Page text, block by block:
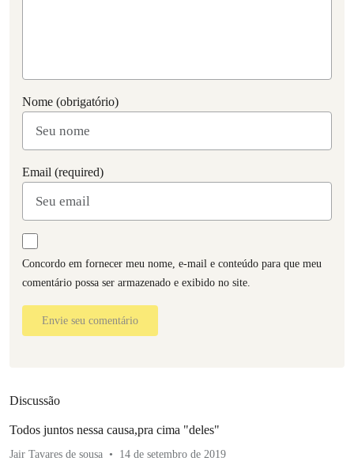
Nome (obrigatório)
Email (required)
Concordo em fornecer meu nome, e-mail e conteúdo para que meu
comentário possa ser armazenado e exibido no site.
Envie seu comentário
Discussão
Todos juntos nessa causa,pra cima "deles"
Jair Tavares de sousa 14 de setembro de 2019